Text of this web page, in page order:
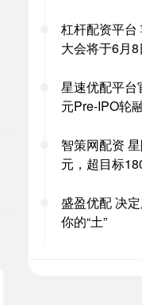
杠杆配资平台
大会将于6月
星速优配平台
元Pre-IPO轮
智策网配资
元，超目标
盛盈优配 决
你的“土”